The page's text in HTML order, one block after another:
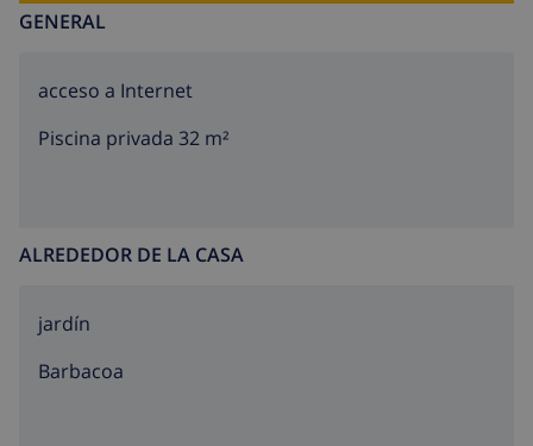
GENERAL
acceso a Internet
Piscina privada 32 m²
ALREDEDOR DE LA CASA
jardín
barbacoa